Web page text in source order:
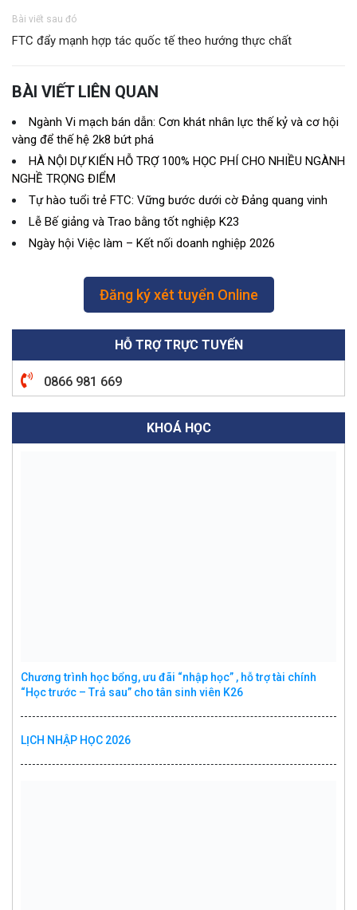
Bài viết sau đó
FTC đẩy mạnh hợp tác quốc tế theo hướng thực chất
BÀI VIẾT LIÊN QUAN
Ngành Vi mạch bán dẫn: Cơn khát nhân lực thế kỷ và cơ hội
vàng để thế hệ 2k8 bứt phá
HÀ NỘI DỰ KIẾN HỖ TRỢ 100% HỌC PHÍ CHO NHIỀU NGÀNH
NGHỀ TRỌNG ĐIỂM
Tự hào tuổi trẻ FTC: Vững bước dưới cờ Đảng quang vinh
Lễ Bế giảng và Trao bằng tốt nghiệp K23
Ngày hội Việc làm – Kết nối doanh nghiệp 2026
Đăng ký xét tuyển Online
HỖ TRỢ TRỰC TUYẾN
0866 981 669
KHOÁ HỌC
Chương trình học bổng, ưu đãi “nhập học” , hỗ trợ tài chính
“Học trước – Trả sau” cho tân sinh viên K26
LỊCH NHẬP HỌC 2026